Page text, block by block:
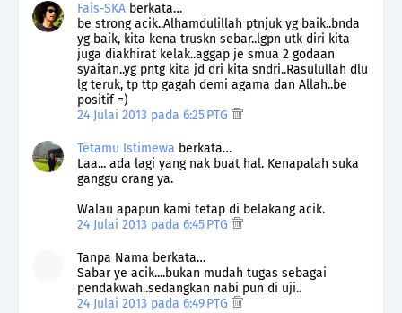
Fais-SKA berkata…
be strong acik..Alhamdulillah ptnjuk yg baik..bnda
yg baik, kita kena truskn sebar..lgpn utk diri kita
juga diakhirat kelak..aggap je smua 2 godaan
syaitan..yg pntg kita jd dri kita sndri..Rasulullah dlu
lg teruk, tp ttp gagah demi agama dan Allah..be
positif =)
24 Julai 2013 pada 6:25 PTG
Tetamu Istimewa berkata…
Laa... ada lagi yang nak buat hal. Kenapalah suka
ganggu orang ya.
Walau apapun kami tetap di belakang acik.
24 Julai 2013 pada 6:45 PTG
Tanpa Nama berkata…
Sabar ye acik....bukan mudah tugas sebagai
pendakwah..sedangkan nabi pun di uji..
24 Julai 2013 pada 6:49 PTG